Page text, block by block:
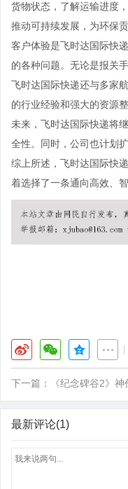
货物状态，了解运输进度
推动可持续发展，为环保贡
客户体验是飞时达国际快
的各种问题。无论是报关
飞时达国际快递还与多家
的行业经验和强大的资源
未来，飞时达国际快递将
全性。同时，公司也计划
综上所述，飞时达国际快
着选择了一条通向高效、
下一篇： 《纪念碑谷2》
最新评论(1)